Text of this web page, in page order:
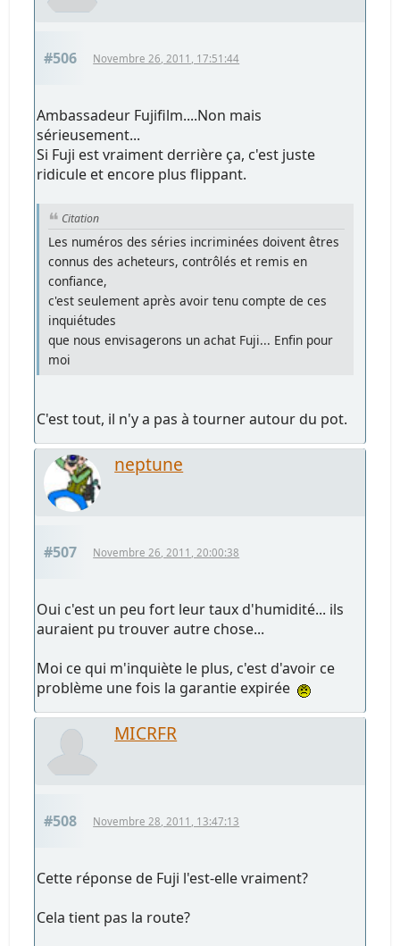
#506 Novembre 26, 2011, 17:51:44
Ambassadeur Fujifilm....Non mais
sérieusement...
Si Fuji est vraiment derrière ça, c'est juste
ridicule et encore plus flippant.
Citation
Les numéros des séries incriminées doivent êtres
connus des acheteurs, contrôlés et remis en
confiance,
c'est seulement après avoir tenu compte de ces
inquiétudes
que nous envisagerons un achat Fuji... Enfin pour
moi
C'est tout, il n'y a pas à tourner autour du pot.
neptune
#507 Novembre 26, 2011, 20:00:38
Oui c'est un peu fort leur taux d'humidité... ils
auraient pu trouver autre chose...
Moi ce qui m'inquiète le plus, c'est d'avoir ce
problème une fois la garantie expirée
MICRFR
#508 Novembre 28, 2011, 13:47:13
Cette réponse de Fuji l'est-elle vraiment?
Cela tient pas la route?